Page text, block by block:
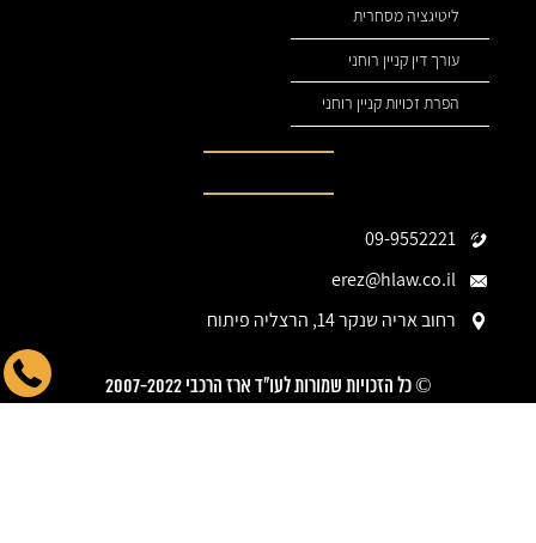
ליטיגציה מסחרית
עורך דין קניין רוחני
הפרת זכויות קניין רוחני
09-9552221
erez@hlaw.co.il
רחוב אריה שנקר 14, הרצליה פיתוח
© כל הזכויות שמורות לעו"ד ארז הרכבי 2007-2022